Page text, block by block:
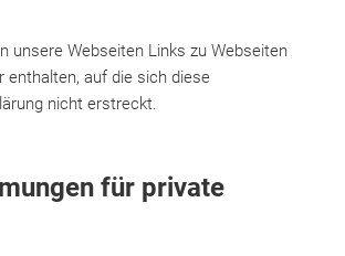
unsere Webseiten Links zu Webseiten
enthalten, auf die sich diese
nicht erstreckt.
für private